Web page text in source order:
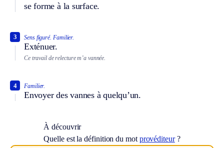
se forme à la surface.
Sens figuré. Familier.
Exténuer.
3
Ce travail de relecture m’a vannée.
Familier.
Envoyer des vannes à quelqu’un.
4
À découvrir
Quelle est la définition du motprovéditeur?